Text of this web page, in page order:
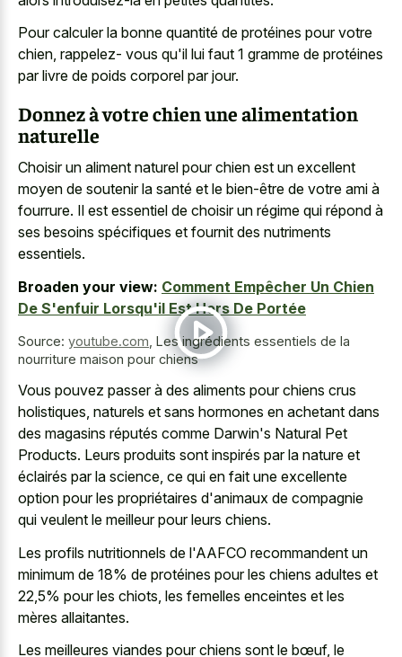
Pour calculer la bonne quantité de protéines pour votre
chien, rappelez- vous qu'il lui faut 1 gramme de protéines
par livre de poids corporel par jour.
Donnez à votre chien une alimentation
naturelle
Choisir un aliment naturel pour chien est un excellent
moyen de soutenir la santé et le bien-être de votre ami à
fourrure. Il est essentiel de choisir un régime qui répond à
ses besoins spécifiques et fournit des nutriments
essentiels.
Broaden your view: Comment Empêcher Un Chien
De S'enfuir Lorsqu'il Est Hors De Portée
Source: youtube.com Les ingrédients essentiels de la
nourriture maison pour chiens
Vous pouvez passer à des aliments pour chiens crus
holistiques, naturels et sans hormones en achetant dans
des magasins réputés comme Darwin's Natural Pet
Products. Leurs produits sont inspirés par la nature et
éclairés par la science, ce qui en fait une excellente
option pour les propriétaires d'animaux de compagnie
qui veulent le meilleur pour leurs chiens.
Les profils nutritionnels de l'AAFCO recommandent un
minimum de 18% de protéines pour les chiens adultes et
22,5% pour les chiots, les femelles enceintes et les
mères allaitantes.
Les meilleures viandes pour chiens sont le bœuf, le